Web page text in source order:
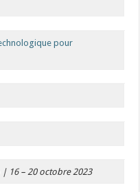
pour
| 16 – 20 octobre 2023